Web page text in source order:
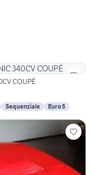
COUPÉ
Sequenziale Euro 5